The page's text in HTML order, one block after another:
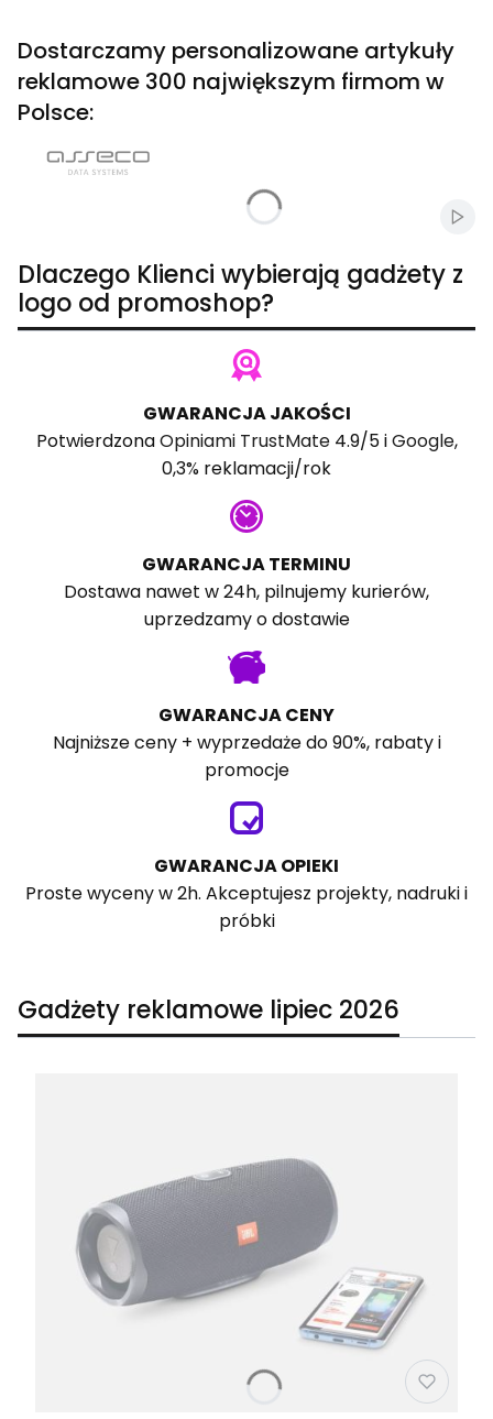
Dostarczamy personalizowane artykuły
reklamowe 300 największym firmom w
Polsce:
Dlaczego Klienci wybierają gadżety z
logo od promoshop?
GWARANCJA JAKOŚCI
PotwierdzonaOpiniami TrustMate4.9/5 iGoogle,
0,3% reklamacji/rok
GWARANCJA TERMINU
Dostawa nawet w 24h, pilnujemy kurierów,
uprzedzamy o dostawie
GWARANCJA CENY
Najniższe ceny + wyprzedaże do 90%, rabaty i
promocje
GWARANCJA OPIEKI
Proste wyceny w 2h. Akceptujesz projekty, nadruki i
próbki
Gadżety reklamowe lipiec 2026